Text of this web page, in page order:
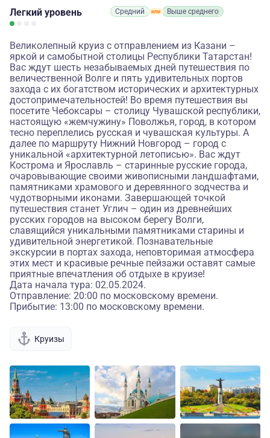
Легкий уровень Средний Выше среднего
Великолепный круиз с отправлением из Казани –
яркой и самобытной столицы Республики Татарстан!
Вас ждут шесть незабываемых дней путешествия по
величественной Волге и пять удивительных портов
захода с их богатством исторических и архитектурных
достопримечательностей! Во время путешествия вы
посетите Чебоксары – столицу Чувашской республики,
настоящую «жемчужину» Поволжья, город, в котором
тесно переплелись русская и чувашская культуры. А
далее по маршруту Нижний Новгород – город с
уникальной «архитектурной летописью». Вас ждут
Кострома и Ярославль – старинные русские города,
очаровывающие своими живописными ландшафтами,
памятниками храмового и деревянного зодчества и
чудотворными иконами. Завершающей точкой
путешествия станет Углич – один из древнейших
русских городов на высоком берегу Волги,
славящийся уникальными памятниками старины и
удивительной энергетикой. Познавательные
экскурсии в портах захода, неповторимая атмосфера
этих мест и красивые речные пейзажи оставят самые
приятные впечатления об отдыхе в круизе!
Дата начала тура: 02.05.2024.
Отправление: 20:00 по московскому времени.
Прибытие: 13:00 по московскому времени.
Круизы